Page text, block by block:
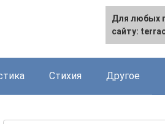
Стихия Другое
Для любых
сайту: